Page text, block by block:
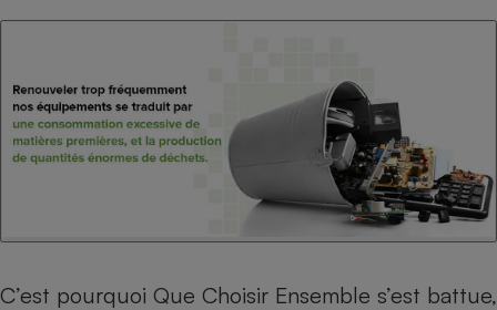
C’est pourquoi Que Choisir Ensemble s’est battue,
Climatiseur -
Ventilateur
Antivirus